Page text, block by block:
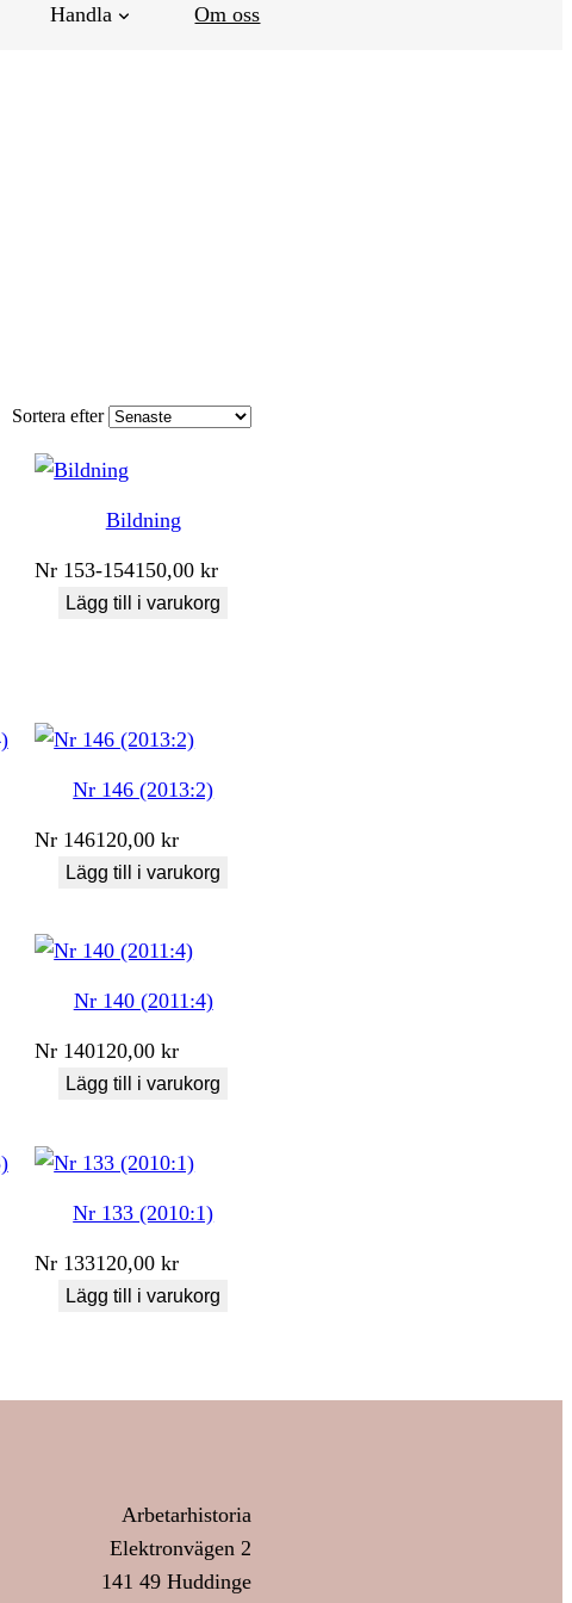
Handla Om oss
Sortera efter
Bildning
Nr 153-154150,00kr
Lägg till i varukorg
Nr 146 (2013:2)
Nr 146120,00kr
Lägg till i varukorg
Nr 140 (2011:4)
Nr 140120,00kr
Lägg till i varukorg
Nr 133 (2010:1)
Nr 133120,00kr
Lägg till i varukorg
Arbetarhistoria
Elektronvägen 2
141 49 Huddinge